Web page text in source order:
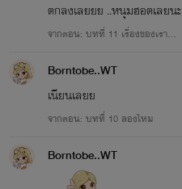
ตกลงเลยยย ..หนุมฮอตเลยนะ
จากตอน: บทที่ 11 เรื่องของเรา...
Borntobe..WT
เนียนเลยย
จากตอน: บทที่ 10 ลองไหม
Borntobe..WT